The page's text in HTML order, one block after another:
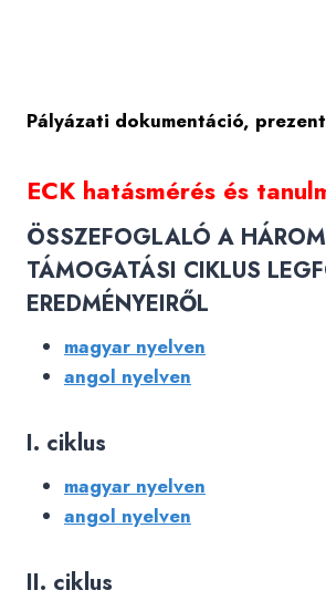
Pályázati dokumentáció,
ECK hatásmérés és
ÖSSZEFOGLALÓ A HÁROM
TÁMOGATÁSI CIKLUS
EREDMÉNYEIRŐL
magyar nyelven
angol nyelven
I. ciklus
magyar nyelven
angol nyelven
II. ciklus